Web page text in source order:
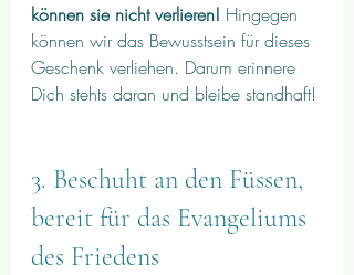
können sie nicht verlieren! Hingegen
können wir das Bewusstsein für dieses
Geschenk verliehen. Darum erinnere
Dich stehts daran und bleibe standhaft!
3. Beschuht an den Füssen,
bereit für das Evangeliums
des Friedens